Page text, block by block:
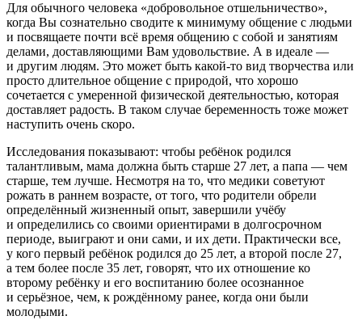
Для обычного человека «добровольное отшельничество»,
когда Вы сознательно сводите к минимуму общение с людьми
и посвящаете почти всё время общению с собой и занятиям
делами, доставляющими Вам удовольствие. А в идеале —
и другим людям. Это может быть какой-то вид творчества или
просто длительное общение с природой, что хорошо
сочетается с умеренной физической деятельностью, которая
доставляет радость. В таком случае беременность тоже может
наступить очень скоро.
Исследования показывают: чтобы ребёнок родился
талантливым, мама должна быть старше 27 лет, а папа — чем
старше, тем лучше. Несмотря на то, что медики советуют
рожать в раннем возрасте, от того, что родители обрели
определённый жизненный опыт, завершили учёбу
и определились со своими ориентирами в долгосрочном
периоде, выиграют и они сами, и их дети. Практически все,
у кого первый ребёнок родился до 25 лет, а второй после 27,
а тем более после 35 лет, говорят, что их отношение ко
второму ребёнку и его воспитанию более осознанное
и серьёзное, чем, к рождённому ранее, когда они были
молодыми.